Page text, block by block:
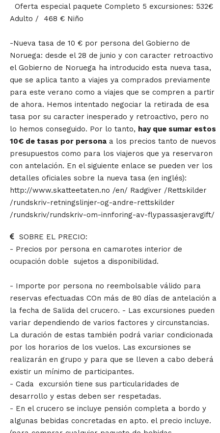
Oferta especial paquete Completo 5 excursiones: 532€
Adulto / 468 € Niño
-Nueva tasa de 10 € por persona del Gobierno de
Noruega: desde el 28 de junio y con caracter retroactivo
el Gobierno de Noruega ha introducido esta nueva tasa,
que se aplica tanto a viajes ya comprados previamente
para este verano como a viajes que se compren a partir
de ahora. Hemos intentado negociar la retirada de esa
tasa por su caracter inesperado y retroactivo, pero no
lo hemos conseguido. Por lo tanto, hay que sumar estos
10€ de tasas por persona a los precios tanto de nuevos
presupuestos como para los viajeros que ya reservaron
con antelación. En el siguiente enlace se pueden ver los
detalles oficiales sobre la nueva tasa (en inglés):
http://www.skatteetaten.no /en/ Radgiver /Rettskilder
/rundskriv-retningslinjer-og-andre-rettskilder
/rundskriv/rundskriv-om-innforing-av-flypassasjeravgift/
SOBRE EL PRECIO:
- Precios por persona en camarotes interior de
ocupación doble sujetos a disponibilidad.
- Importe por persona no reembolsable válido para
reservas efectuadas COn más de 80 días de antelación a
la fecha de Salida del crucero. - Las excursiones pueden
variar dependiendo de varios factores y circunstancias.
La duración de estas también podrá variar condicionada
por los horarios de los vuelos. Las excursiones se
realizarán en grupo y para que se lleven a cabo deberá
existir un mínimo de participantes.
- Cada excursión tiene sus particularidades de
desarrollo y estas deben ser respetadas.
- En el crucero se incluye pensión completa a bordo y
algunas bebidas concretadas en apto. el precio incluye.